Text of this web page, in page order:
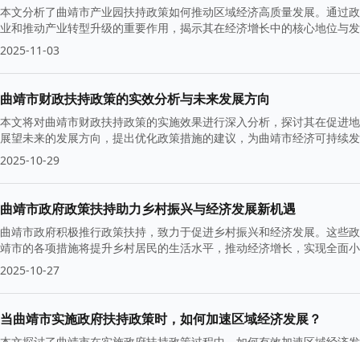
本文分析了曲靖市产业园扶持政策如何推动区域经济高质量发展。通过
业和推动产业转型升级的重要作用，揭示其在经济增长中的核心地位与
2025-11-03
曲靖市财政扶持政策的实效分析与未来发展方向
本文将对曲靖市财政扶持政策的实施效果进行深入分析，探讨其在促进
展望未来的发展方向，提出优化政策措施的建议，为曲靖市经济可持续
2025-10-29
曲靖市政府政策扶持助力乡村振兴与经济发展新机遇
曲靖市政府积极推行政策扶持，致力于促进乡村振兴和经济发展。这些
靖市的各项措施将提升乡村居民的生活水平，推动经济增长，实现全面
基础。
2025-10-27
当曲靖市实施政府扶持政策时，如何加速区域经济发展？